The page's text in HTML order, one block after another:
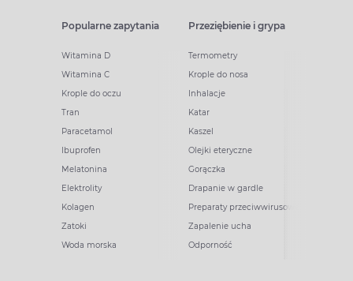
Popularne zapytania
Witamina D
Witamina C
Krople do oczu
Tran
Paracetamol
Ibuprofen
Melatonina
Elektrolity
Kolagen
Zatoki
Woda morska
Przeziębienie i grypa
Termometry
Krople do nosa
Inhalacje
Katar
Kaszel
Olejki eteryczne
Gorączka
Drapanie w gardle
Preparaty przeciwwirusowe
Zapalenie ucha
Odporność